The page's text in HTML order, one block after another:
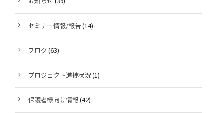
セミナー情報/報告(14)
ブログ(63)
プロジェクト進捗状況(1)
保護者様向け情報(42)